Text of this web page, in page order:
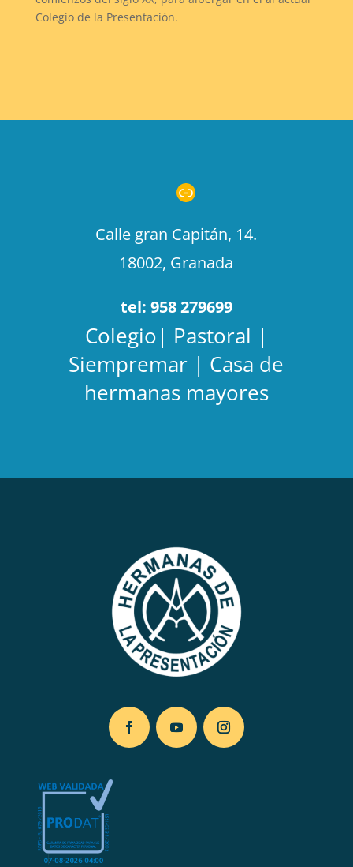
Colegio de la Presentación.
Enlace
Calle gran Capitán, 14.
18002, Granada
tel: 958 279699
Colegio| Pastoral |
Siempremar | Casa de
hermanas mayores